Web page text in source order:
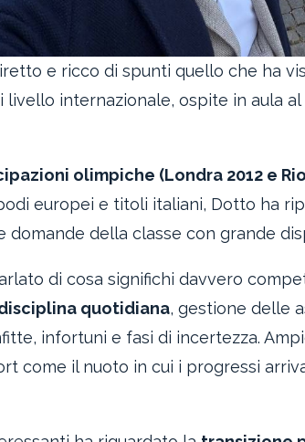
e ricco di spunti quello che ha
internazionale, ospite in aula
olimpiche (Londra 2012 e
europei e titoli italiani, Dotto ha
domande della classe con grande
di cosa significhi davvero
quotidiana, gestione delle
infortuni e fasi di incertezza.
come il nuoto in cui i progressi